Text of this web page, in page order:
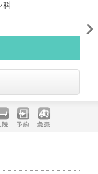
科
院 予約 急患